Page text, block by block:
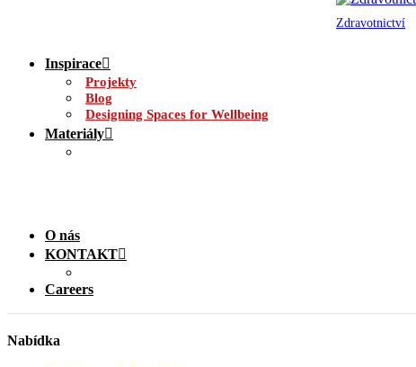
Zdravotnictví
Inspirace
Projekty
Blog
Designing Spaces for Wellbeing
Materiály
O nás
KONTAKT
Careers
Nabídka